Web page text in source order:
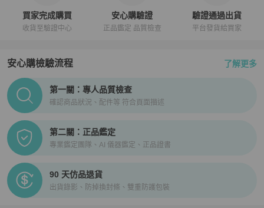
買家完成購買
收貨至驗證中心
安心購驗證
正品鑑定 品質檢查
驗證通過出貨
平台發貨給買家
安心購檢驗流程 了解更多
PopChill拍拍圈正品驗證、安心購檢驗流程介紹
第一關：專人品質檢查
確認商品狀況、配件等 符合頁面描述
第二關：正品鑑定
專業鑑定團隊、AI 儀器鑑定、正品證書
90 天仿品退貨
出貨錄影、防掉換封條、雙重防護包裝